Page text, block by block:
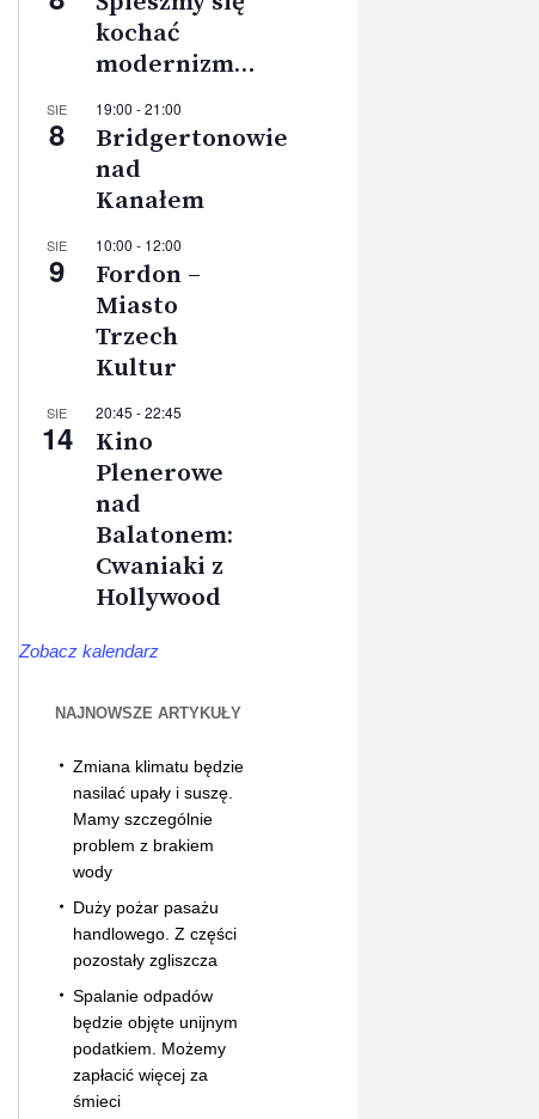
kochać
modernizm…
SIE
8
19:00 -21:00
Bridgertonowie
nad
Kanałem
SIE
9
10:00 - 12:00
Fordon –
Miasto
Trzech
Kultur
SIE
14
20:45 -22:45
Kino
Plenerowe
nad
Balatonem:
Cwaniaki z
Hollywood
Zobacz kalendarz
NAJNOWSZE ARTYKUŁY
Zmiana klimatu będzie
nasilać upały i suszę.
Mamy szczególnie
problem z brakiem
wody
Duży pożar pasażu
handlowego. Z części
pozostały zgliszcza
Spalanie odpadów
będzie objęte unijnym
podatkiem. Możemy
zapłacić więcej za
śmieci